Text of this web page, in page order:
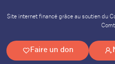
Site internet financé grâce au soutien du
Faire un don